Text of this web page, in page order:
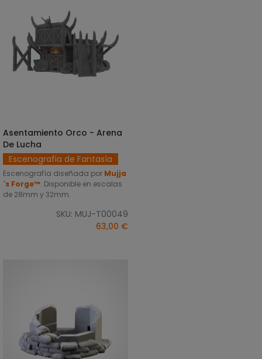
SELECCIONAR OPCIONES
Asentamiento Orco - Arena
De Lucha
Escenografia de Fantasía
Escenografía diseñada por Mujja
´s Forge™. Disponible en escalas
de 28mm y 32mm.
SKU: MUJ-T00049
63,00 €